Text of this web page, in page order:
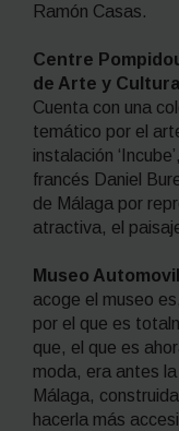
Ramón Casas.
Centre
de Arte y
Cuenta con una
temático por el
instalación
francés Daniel
de Málaga por
atractiva, el
Museo
acoge el museo
por el que es
que, el que es
moda, era antes
Málaga,
hacerla más